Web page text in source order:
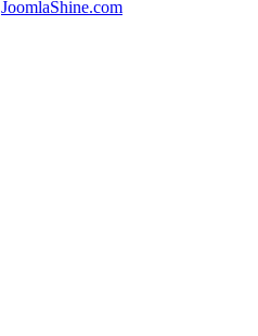
JoomlaShine.com